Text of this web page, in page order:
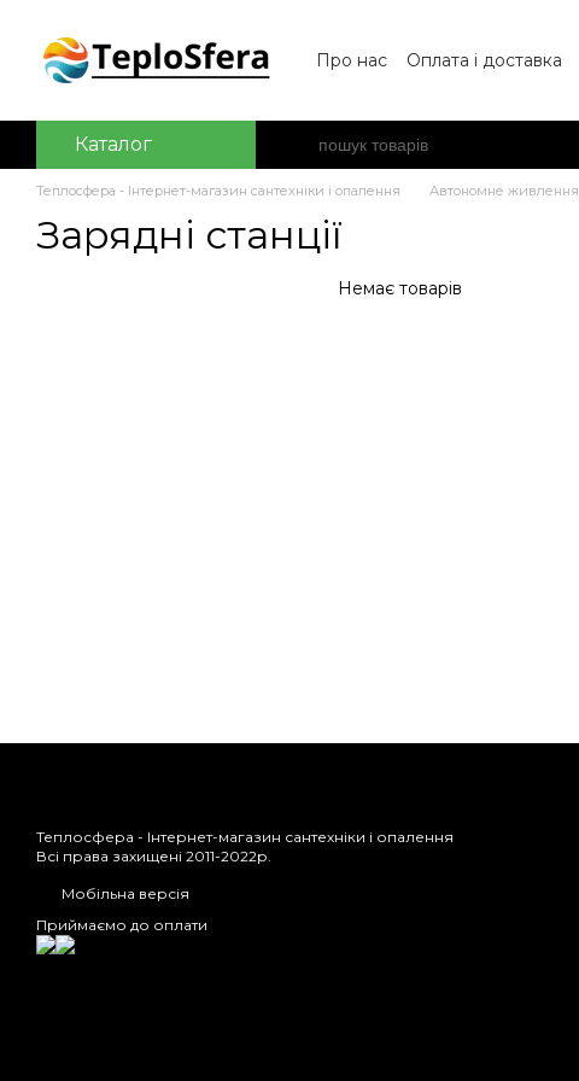
Про нас
Оплата і доставка
Каталог
Теплосфера - Інтернет-магазин сантехніки і опалення Автономне живлення
Зарядні станції
Немає товарів
Теплосфера - Інтернет-магазин сантехніки і опалення
Всі права захищені 2011-2022р.
Мобільна версія
Приймаємо до оплати